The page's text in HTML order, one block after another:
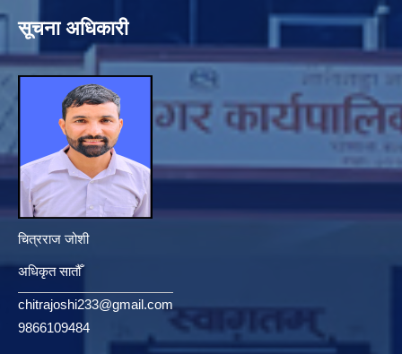
सूचना अधिकारी
चित्रराज जोशी
अधिकृत सातौँ
chitrajoshi233@gmail.com
9866109484